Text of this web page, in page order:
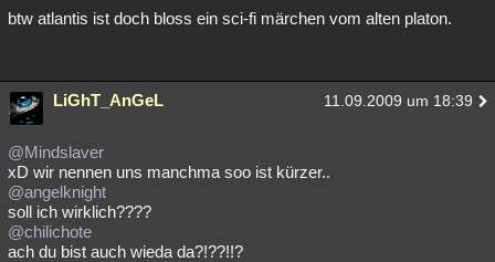
btw atlantis ist doch bloss ein sci-fi märchen vom alten platon.
LiGhT_AnGeL 11.09.2009 um 18:39
@Mindslaver
xD wir nennen uns manchma soo ist kürzer..
@angelknight
soll ich wirklich????
@chilichote
ach du bist auch wieda da?!??!!?